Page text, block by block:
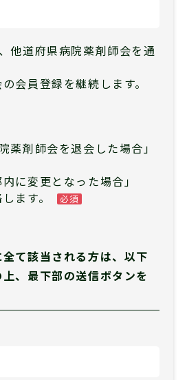
他道府県病院薬剤師会を通
会員登録を継続します。
薬剤師会を退会した場合」
に変更となった場合」
ます。
必須
て該当される方は、以下
、最下部の送信ボタンを